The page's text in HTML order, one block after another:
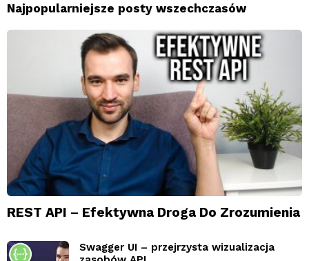
Najpopularniejsze posty wszechczasów
REST API – Efektywna Droga Do Zrozumienia
Swagger UI – przejrzysta wizualizacja